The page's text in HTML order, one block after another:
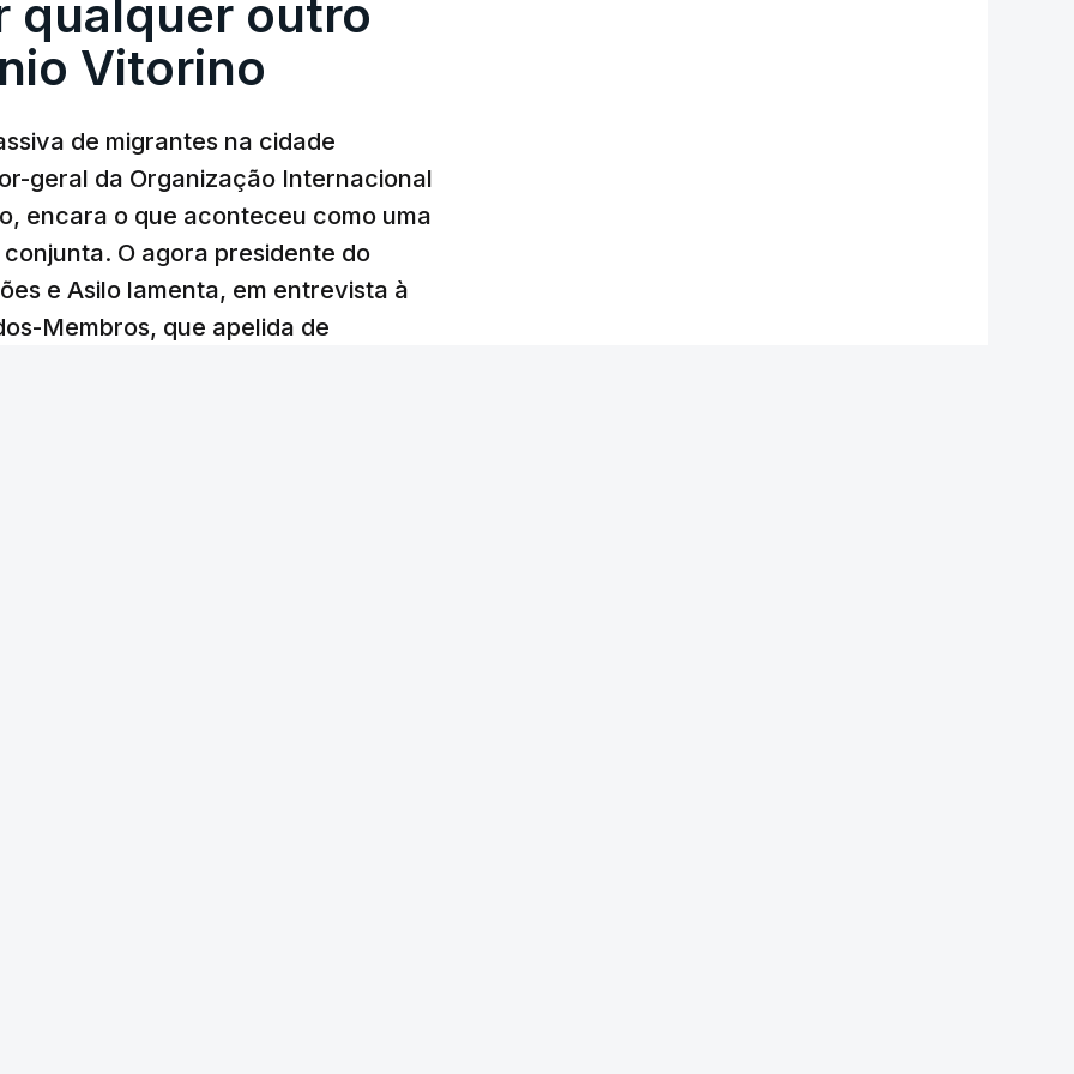
haver destroços de drones" .
a circulação na autoestrada para
para que "se abstenha de viagens
que escolha uma rota alternativa".
de nenhum drone contra a infraestrutura
publicou fotografias nas quais se
quais proviria, segundo o meio de
qualquer outro
Vitorino
de migrantes na cidade
geral da Organização Internacional
encara o que aconteceu como uma
O agora presidente do
e Asilo lamenta, em entrevista à
Membros, que apelida de